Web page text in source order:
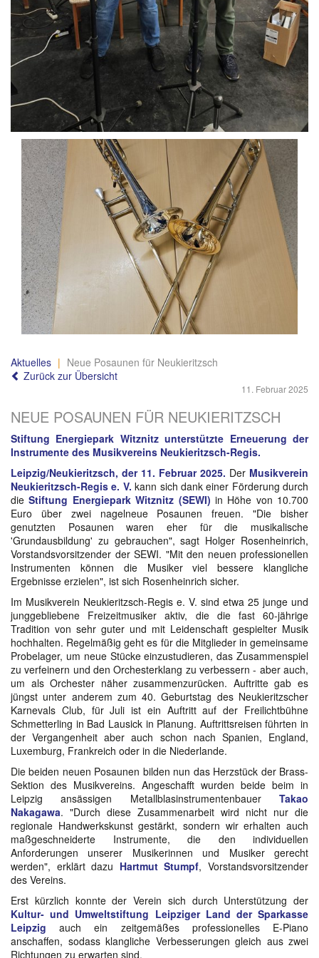
Aktuelles
Neue Posaunen für Neukieritzsch
Zurück zur Übersicht
11. Februar 2025
NEUE POSAUNEN FÜR NEUKIERITZSCH
Stiftung Energiepark Witznitz unterstützte Erneuerung der
Instrumente des Musikvereins Neukieritzsch-Regis.
Leipzig/Neukieritzsch, der 11. Februar 2025. Der Musikverein
Neukieritzsch-Regis e. V. kann sich dank einer Förderung durch
dieStiftung Energiepark Witznitz (SEWI) in Höhe von 10.700
Euro über zwei nagelneue Posaunen freuen. "Die bisher
genutzten Posaunen waren eher für die musikalische
'Grundausbildung' zu gebrauchen", sagt Holger Rosenheinrich,
Vorstandsvorsitzender der SEWI. "Mit den neuen professionellen
Instrumenten können die Musiker viel bessere klangliche
Ergebnisse erzielen", ist sich Rosenheinrich sicher.
Im Musikverein Neukieritzsch-Regis e. V. sind etwa 25 junge und
junggebliebene Freizeitmusiker aktiv, die die fast 60-jährige
Tradition von sehr guter und mit Leidenschaft gespielter Musik
hochhalten. Regelmäßig geht es für die Mitglieder in gemeinsame
Probelager, um neue Stücke einzustudieren, das Zusammenspiel
zu verfeinern und den Orchesterklang zu verbessern - aber auch,
um als Orchester näher zusammenzurücken. Auftritte gab es
jüngst unter anderem zum 40. Geburtstag des Neukieritzscher
Karnevals Club, für Juli ist ein Auftritt auf der Freilichtbühne
Schmetterling in Bad Lausick in Planung. Auftrittsreisen führten in
der Vergangenheit aber auch schon nach Spanien, England,
Luxemburg, Frankreich oder in die Niederlande.
Die beiden neuen Posaunen bilden nun das Herzstück der Brass-
Sektion des Musikvereins. Angeschafft wurden beide beim in
Leipzig ansässigen Metallblasinstrumentenbauer Takao
Nakagawa. "Durch diese Zusammenarbeit wird nicht nur die
regionale Handwerkskunst gestärkt, sondern wir erhalten auch
maßgeschneiderte Instrumente, die den individuellen
Anforderungen unserer Musikerinnen und Musiker gerecht
werden", erklärt dazu Hartmut Stumpf, Vorstandsvorsitzender
des Vereins.
Erst kürzlich konnte der Verein sich durch Unterstützung der
Kultur- und Umweltstiftung Leipziger Land der Sparkasse
Leipzig auch ein zeitgemäßes professionelles E-Piano
anschaffen, sodass klangliche Verbesserungen gleich aus zwei
Richtungen zu erwarten sind.